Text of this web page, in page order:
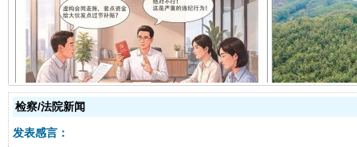
揭开“小金库”的免责幌子
检察/法院新闻
发表感言：